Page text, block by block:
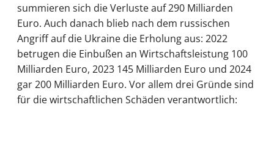
summieren sich die Verluste auf 290 Milliarden
Euro. Auch danach blieb nach dem russischen
Angriff auf die Ukraine die Erholung aus: 2022
betrugen die Einbußen an Wirtschaftsleistung 100
Milliarden Euro, 2023 145 Milliarden Euro und 2024
gar 200 Milliarden Euro. Vor allem drei Gründe sind
für die wirtschaftlichen Schäden verantwortlich: